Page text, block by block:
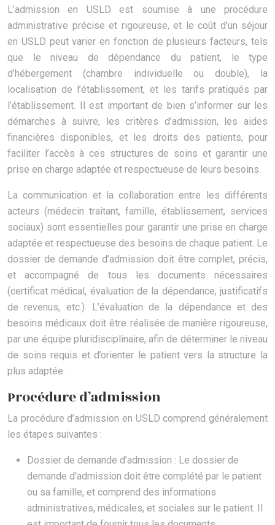
L’admission en USLD est soumise à une procédure
administrative précise et rigoureuse, et le coût d’un séjour
en USLD peut varier en fonction de plusieurs facteurs, tels
que le niveau de dépendance du patient, le type
d’hébergement (chambre individuelle ou double), la
localisation de l’établissement, et les tarifs pratiqués par
l’établissement. Il est important de bien s’informer sur les
démarches à suivre, les critères d’admission, les aides
financières disponibles, et les droits des patients, pour
faciliter l’accès à ces structures de soins et garantir une
prise en charge adaptée et respectueuse de leurs besoins.
La communication et la collaboration entre les différents
acteurs (médecin traitant, famille, établissement, services
sociaux) sont essentielles pour garantir une prise en charge
adaptée et respectueuse des besoins de chaque patient. Le
dossier de demande d’admission doit être complet, précis,
et accompagné de tous les documents nécessaires
(certificat médical, évaluation de la dépendance, justificatifs
de revenus, etc.). L’évaluation de la dépendance et des
besoins médicaux doit être réalisée de manière rigoureuse,
par une équipe pluridisciplinaire, afin de déterminer le niveau
de soins requis et d’orienter le patient vers la structure la
plus adaptée.
Procédure d’admission
La procédure d’admission en USLD comprend généralement
les étapes suivantes :
Dossier de demande d’admission : Le dossier de
demande d’admission doit être complété par le patient
ou sa famille, et comprend des informations
administratives, médicales, et sociales sur le patient. Il